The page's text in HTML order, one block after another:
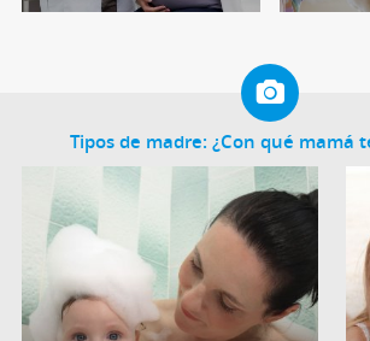
Tipos de madre: ¿Con qué mamá